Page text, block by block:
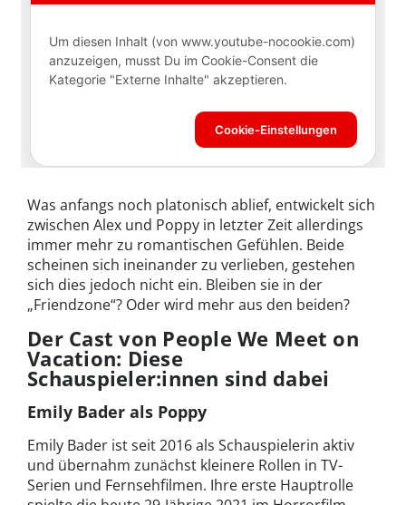
Was anfangs noch platonisch ablief, entwickelt sich
zwischen Alex und Poppy in letzter Zeit allerdings
immer mehr zu romantischen Gefühlen. Beide
scheinen sich ineinander zu verlieben, gestehen
sich dies jedoch nicht ein. Bleiben sie in der
„Friendzone“? Oder wird mehr aus den beiden?
Der Cast von People We Meet on
Vacation: Diese
Schauspieler:innen sind dabei
Emily Bader als Poppy
Emily Bader ist seit 2016 als Schauspielerin aktiv
und übernahm zunächst kleinere Rollen in TV-
Serien und Fernsehfilmen. Ihre erste Hauptrolle